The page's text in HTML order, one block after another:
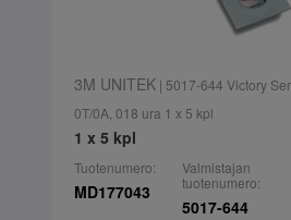
3M UNITEK| 5017-644 Victory
0T/0A, 018 ura 1 x 5 kpl
1 x 5 kpl
Tuotenumero:
MD177043
Valmistajan
tuotenumero:
5017-644